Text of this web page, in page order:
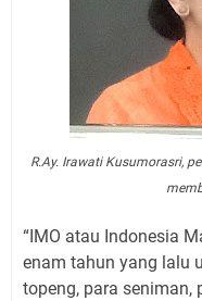
R.Ay. Irawati Kusumorasri,
“IMO atau Indonesia
enam tahun yang lalu
topeng, para seniman,